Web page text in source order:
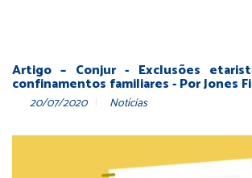
Artigo – Conjur - Exclusões
confinamentos familiares - Por Jones
20/07/2020 Notícias